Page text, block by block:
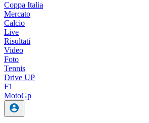
Coppa Italia
Mercato
Calcio
Live
Risultati
Video
Foto
Tennis
Drive UP
F1
MotoGp